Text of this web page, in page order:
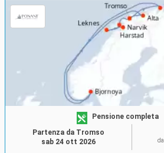
Pensione completa
da
Partenza da Tromso
sab 24 ott 2026